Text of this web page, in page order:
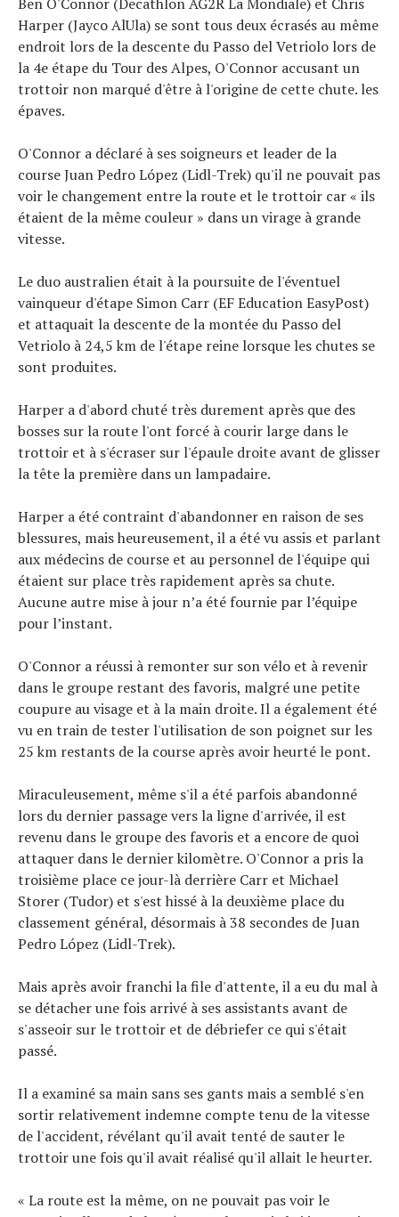
Ben O'Connor (Decathlon AG2R La Mondiale) et Chris
Harper (Jayco AlUla) se sont tous deux écrasés au même
endroit lors de la descente du Passo del Vetriolo lors de
la 4e étape du Tour des Alpes, O'Connor accusant un
trottoir non marqué d'être à l'origine de cette chute. les
épaves.
O'Connor a déclaré à ses soigneurs et leader de la
course Juan Pedro López (Lidl-Trek) qu'il ne pouvait pas
voir le changement entre la route et le trottoir car « ils
étaient de la même couleur » dans un virage à grande
vitesse.
Le duo australien était à la poursuite de l'éventuel
vainqueur d'étape Simon Carr (EF Education EasyPost)
et attaquait la descente de la montée du Passo del
Vetriolo à 24,5 km de l'étape reine lorsque les chutes se
sont produites.
Harper a d'abord chuté très durement après que des
bosses sur la route l'ont forcé à courir large dans le
trottoir et à s'écraser sur l'épaule droite avant de glisser
la tête la première dans un lampadaire.
Harper a été contraint d'abandonner en raison de ses
blessures, mais heureusement, il a été vu assis et parlant
aux médecins de course et au personnel de l'équipe qui
étaient sur place très rapidement après sa chute.
Aucune autre mise à jour n’a été fournie par l’équipe
pour l’instant.
O'Connor a réussi à remonter sur son vélo et à revenir
dans le groupe restant des favoris, malgré une petite
coupure au visage et à la main droite. Il a également été
vu en train de tester l'utilisation de son poignet sur les
25 km restants de la course après avoir heurté le pont.
Miraculeusement, même s'il a été parfois abandonné
lors du dernier passage vers la ligne d'arrivée, il est
revenu dans le groupe des favoris et a encore de quoi
attaquer dans le dernier kilomètre. O'Connor a pris la
troisième place ce jour-là derrière Carr et Michael
Storer (Tudor) et s'est hissé à la deuxième place du
classement général, désormais à 38 secondes de Juan
Pedro López (Lidl-Trek).
Mais après avoir franchi la file d'attente, il a eu du mal à
se détacher une fois arrivé à ses assistants avant de
s'asseoir sur le trottoir et de débriefer ce qui s'était
passé.
Il a examiné sa main sans ses gants mais a semblé s'en
sortir relativement indemne compte tenu de la vitesse
de l'accident, révélant qu'il avait tenté de sauter le
trottoir une fois qu'il avait réalisé qu'il allait le heurter.
« La route est la même, on ne pouvait pas voir le
Tendances
Tous nos articles
À propos